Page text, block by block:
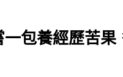
包養經歷苦果